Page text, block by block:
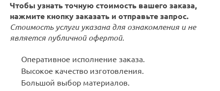
Чтобы узнать точную стоимость вашего заказа,
нажмите кнопку заказать и отправьте запрос.
Стоимость услуги указана для ознакомления и не
является публичной офертой.
Оперативное исполнение заказа.
Высокое качество изготовления.
Большой выбор материалов.